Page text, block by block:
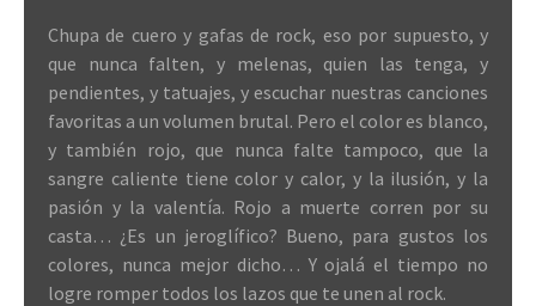
Chupa de cuero y gafas de rock, eso por supuesto, y
que nunca falten, y melenas, quien las tenga, y
pendientes, y tatuajes, y escuchar nuestras canciones
favoritas a un volumen brutal. Pero el color es blanco,
y también rojo, que nunca falte tampoco, que la
sangre caliente tiene color y calor, y la ilusión, y la
pasión y la valentía. Rojo a muerte corren por su
casta… ¿Es un jeroglífico? Bueno, para gustos los
colores, nunca mejor dicho… Y ojalá el tiempo no
logre romper todos los lazos que te unen al rock.